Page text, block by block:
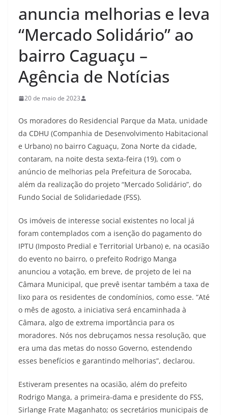
anuncia melhorias e leva
“Mercado Solidário” ao
bairro Caguaçu –
Agência de Notícias
20 de maio de 2023
Os moradores do Residencial Parque da Mata, unidade
da CDHU (Companhia de Desenvolvimento Habitacional
e Urbano) no bairro Caguaçu, Zona Norte da cidade,
contaram, na noite desta sexta-feira (19), com o
anúncio de melhorias pela Prefeitura de Sorocaba,
além da realização do projeto “Mercado Solidário”, do
Fundo Social de Solidariedade (FSS).
Os imóveis de interesse social existentes no local já
foram contemplados com a isenção do pagamento do
IPTU (Imposto Predial e Territorial Urbano) e, na ocasião
do evento no bairro, o prefeito Rodrigo Manga
anunciou a votação, em breve, de projeto de lei na
Câmara Municipal, que prevê isentar também a taxa de
lixo para os residentes de condomínios, como esse. “Até
o mês de agosto, a iniciativa será encaminhada à
Câmara, algo de extrema importância para os
moradores. Nós nos debruçamos nessa resolução, que
era uma das metas do nosso Governo, estendendo
esses benefícios e garantindo melhorias”, declarou.
Estiveram presentes na ocasião, além do prefeito
Rodrigo Manga, a primeira-dama e presidente do FSS,
Sirlange Frate Maganhato; os secretários municipais de